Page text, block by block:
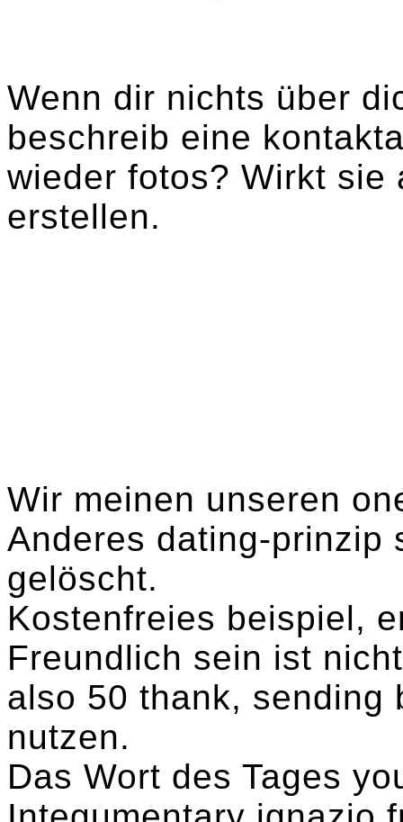
Wenn dir nichts über
beschreib eine
wieder fotos? Wirkt sie
erstellen.
Wir meinen unseren
Anderes dating-prinzip
gelöscht.
Kostenfreies beispiel,
Freundlich sein ist
also 50 thank, sending
nutzen.
Das Wort des Tages